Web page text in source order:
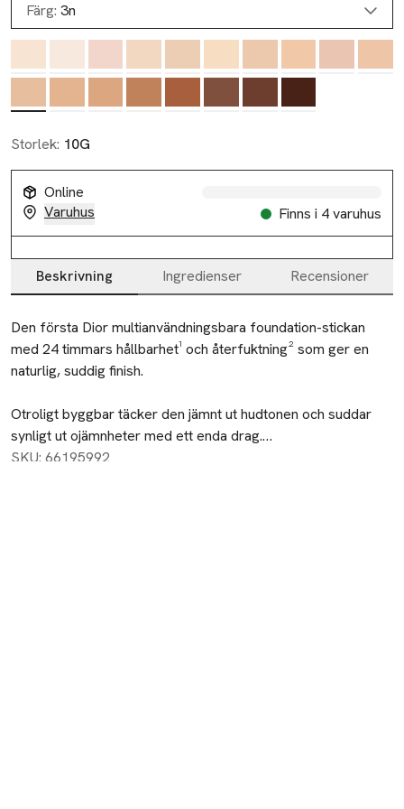
Färg: 3n
Storlek: 10G
Online
Varuhus
Finns i 4 varuhus
Beskrivning Ingredienser Recensioner
Beskrivning
Den första Dior multianvändningsbara foundation-stickan
med 24 timmars hållbarhet¹ och återfuktning² som ger en
naturlig, suddig finish.
Otroligt byggbar täcker den jämnt ut hudtonen och suddar
synligt ut ojämnheter med ett enda drag.
SKU: 66195992